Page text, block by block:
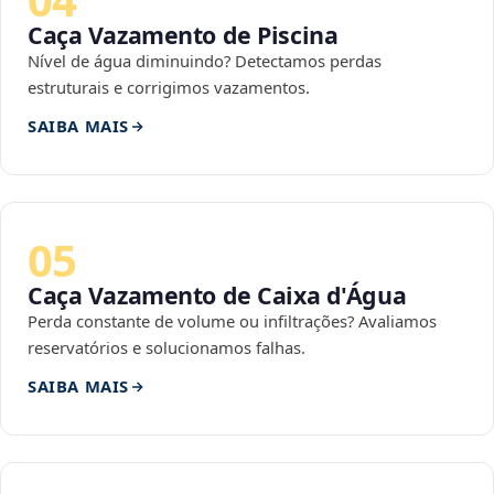
Caça Vazamento de Piscina
Nível de água diminuindo? Detectamos perdas
estruturais e corrigimos vazamentos.
SAIBA MAIS
05
Caça Vazamento de Caixa d'Água
Perda constante de volume ou infiltrações? Avaliamos
reservatórios e solucionamos falhas.
SAIBA MAIS